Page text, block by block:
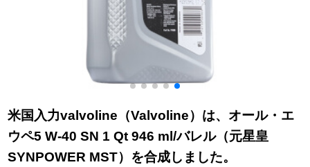
米国入力valvoline（Valvoline）は、オール・エ
ウペ5 W-40 SN 1 Qt 946 ml/バレル（元星皇
SYNPOWER MST）を合成しました。